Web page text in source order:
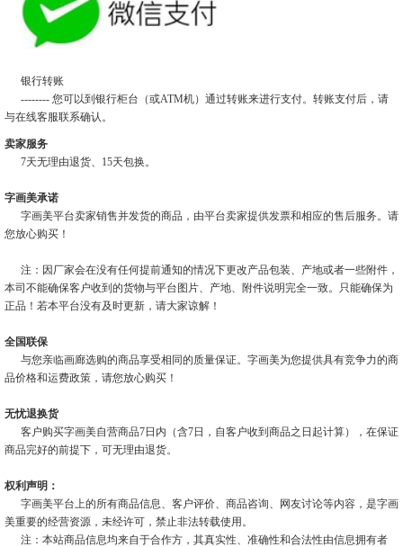
银行转账
-------- 您可以到银行柜台（或ATM机）通过转账来进行支付。转账支付后，请
与在线客服联系确认。
卖家服务
7天无理由退货、15天包换。
字画美承诺
字画美平台卖家销售并发货的商品，由平台卖家提供发票和相应的售后服务。请
您放心购买！
注：因厂家会在没有任何提前通知的情况下更改产品包装、产地或者一些附件，
本司不能确保客户收到的货物与平台图片、产地、附件说明完全一致。只能确保为
正品！若本平台没有及时更新，请大家谅解！
全国联保
与您亲临画廊选购的商品享受相同的质量保证。字画美为您提供具有竞争力的商
品价格和运费政策，请您放心购买！
无忧退换货
客户购买字画美自营商品7日内（含7日，自客户收到商品之日起计算），在保证
商品完好的前提下，可无理由退货。
权利声明：
字画美平台上的所有商品信息、客户评价、商品咨询、网友讨论等内容，是字画
美重要的经营资源，未经许可，禁止非法转载使用。
注：本站商品信息均来自于合作方，其真实性、准确性和合法性由信息拥有者